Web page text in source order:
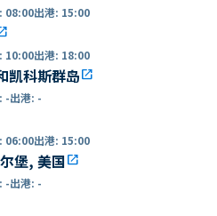
: 08:00出港: 15:00
: 10:00出港: 18:00
凯科斯群岛open_in_new
: -出港: -
: 06:00出港: 15:00
堡, 美国open_in_new
: -出港: -